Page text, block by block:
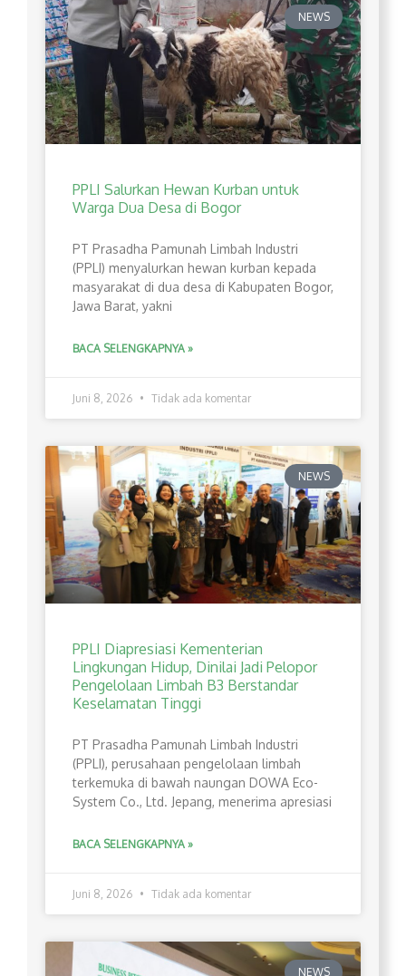
NEWS
PPLI Salurkan Hewan Kurban untuk
Warga Dua Desa di Bogor
PT Prasadha Pamunah Limbah Industri
(PPLI) menyalurkan hewan kurban kepada
masyarakat di dua desa di Kabupaten Bogor,
Jawa Barat, yakni
BACA SELENGKAPNYA »
Juni 8, 2026 Tidak ada komentar
NEWS
PPLI Diapresiasi Kementerian
Lingkungan Hidup, Dinilai Jadi Pelopor
Pengelolaan Limbah B3 Berstandar
Keselamatan Tinggi
PT Prasadha Pamunah Limbah Industri
(PPLI), perusahaan pengelolaan limbah
terkemuka di bawah naungan DOWA Eco-
System Co., Ltd. Jepang, menerima apresiasi
BACA SELENGKAPNYA »
Juni 8, 2026 Tidak ada komentar
NEWS